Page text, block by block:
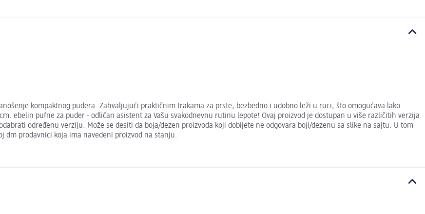
kompaktnog pudera. Zahvaljujući praktičnim trakama za prste, bezbedno i udobno leži u ruci, što omogućava lako
ebelin pufne za puder - odličan asistent za Vašu svakodnevnu rutinu lepote! Ovaj proizvod je dostupan u više različitih verzija
određenu verziju. Može se desiti da boja/dezen proizvoda koji dobijete ne odgovara boji/dezenu sa slike na sajtu. U tom
dm prodavnici koja ima navedeni proizvod na stanju.